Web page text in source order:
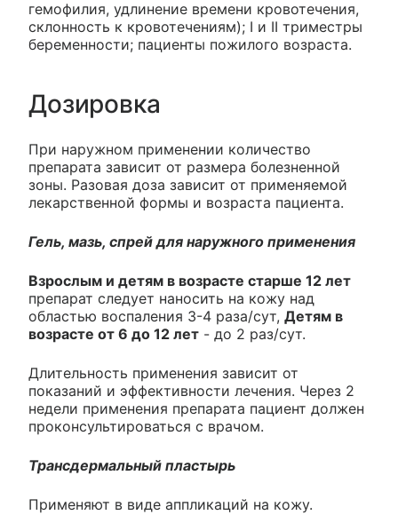
гемофилия, удлинение времени кровотечения,
склонность к кровотечениям); I и II триместры
беременности; пациенты пожилого возраста.
Дозировка
При наружном применении количество
препарата зависит от размера болезненной
зоны. Разовая доза зависит от применяемой
лекарственной формы и возраста пациента.
Гель, мазь, спрей для наружного применения
Взрослым и детям в возрасте старше 12 лет
препарат следует наносить на кожу над
областью воспаления 3-4 раза/сут, Детям в
возрасте от 6 до 12 лет - до 2 раз/сут.
Длительность применения зависит от
показаний и эффективности лечения. Через 2
недели применения препарата пациент должен
проконсультироваться с врачом.
Трансдермальный пластырь
Применяют в виде аппликаций на кожу.